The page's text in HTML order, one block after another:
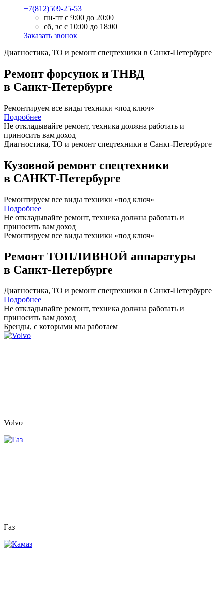
+7(812)509-25-53
пн-пт с 9:00 до 20:00
сб, вс с 10:00 до 18:00
Заказать звонок
Диагностика, ТО и ремонт спецтехники в Санкт-Петербурге
Ремонт форсунок и ТНВД
в Санкт-Петербурге
Ремонтируем все виды техники «под ключ»
Подробнее
Не откладывайте ремонт, техника должна работать и
приносить вам доход
Диагностика, ТО и ремонт спецтехники в Санкт-Петербурге
Кузовной ремонт спецтехники
в САНКТ-Петербурге
Ремонтируем все виды техники «под ключ»
Подробнее
Не откладывайте ремонт, техника должна работать и
приносить вам доход
Ремонтируем все виды техники «под ключ»
Ремонт ТОПЛИВНОЙ аппаратуры
в Санкт-Петербурге
Диагностика, ТО и ремонт спецтехники в Санкт-Петербурге
Подробнее
Не откладывайте ремонт, техника должна работать и
приносить вам доход
Бренды, с которыми мы работаем
Volvo
Газ